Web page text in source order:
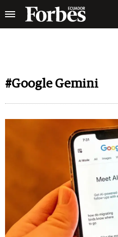
#Google Gemini